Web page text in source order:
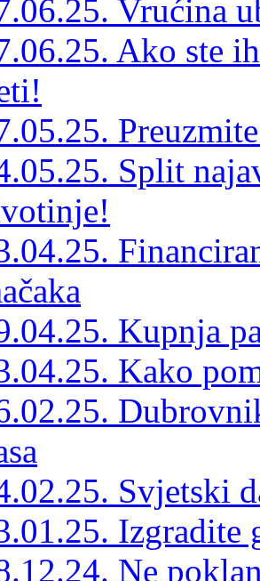
Vrućina
Ako ste
Split
Kupnja
Kako
Svjetski
Izgradite
Ne